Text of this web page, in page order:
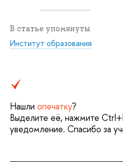
В статье упомянуты
Институт образования
Нашли опечатку?
Выделите её, нажмите
уведомление. Спасибо за